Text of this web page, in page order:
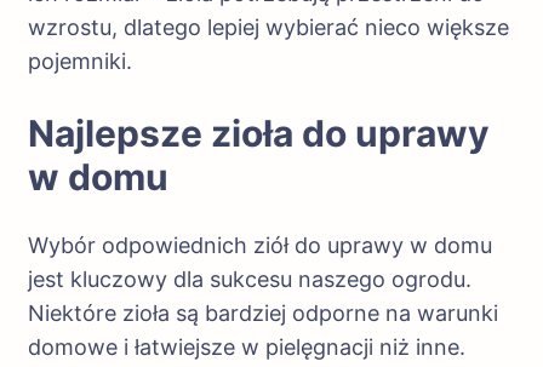
wzrostu, dlatego lepiej wybierać nieco większe
pojemniki.
Najlepsze zioła do uprawy
w domu
Wybór odpowiednich ziół do uprawy w domu
jest kluczowy dla sukcesu naszego ogrodu.
Niektóre zioła są bardziej odporne na warunki
domowe i łatwiejsze w pielęgnacji niż inne.